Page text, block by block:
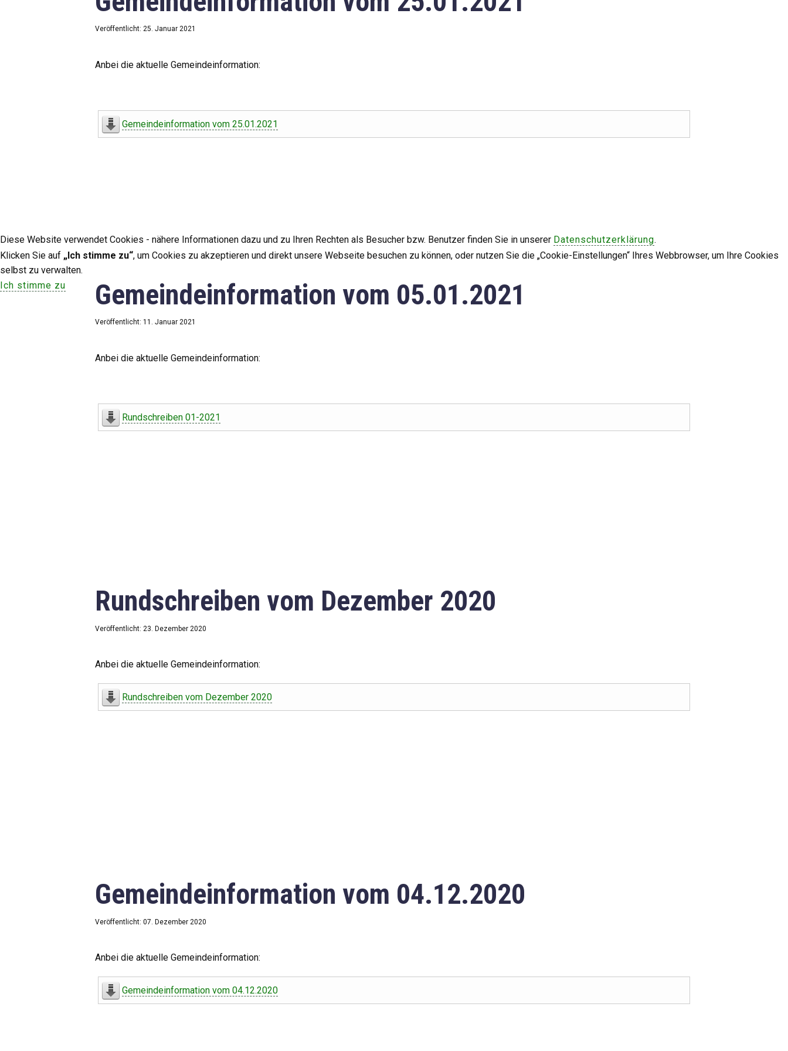
Veröffentlicht: 25. Januar 2021
Anbei die aktuelle Gemeindeinformation:
Gemeindeinformation vom 25.01.2021
Gemeindeinformation vom 05.01.2021
Veröffentlicht: 11. Januar 2021
Anbei die aktuelle Gemeindeinformation:
Rundschreiben 01-2021
Rundschreiben vom Dezember 2020
Veröffentlicht: 23. Dezember 2020
Anbei die aktuelle Gemeindeinformation:
Rundschreiben vom Dezember 2020
Gemeindeinformation vom 04.12.2020
Veröffentlicht: 07. Dezember 2020
Anbei die aktuelle Gemeindeinformation:
Gemeindeinformation vom 04.12.2020
Diese Website verwendet Cookies - nähere Informationen dazu und zu Ihren Rechten als Besucher bzw. Benutzer finden Sie in unserer Datenschutzerklärung.
Klicken Sie auf „Ich stimme zu“, um Cookies zu akzeptieren und direkt unsere Webseite besuchen zu können, oder nutzen Sie die „Cookie-Einstellungen“ Ihres Webbrowser, um Ihre Cookies
selbst zu verwalten.
Ich stimme zu